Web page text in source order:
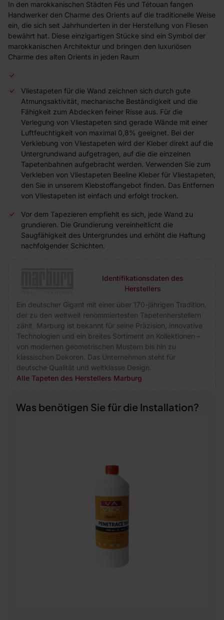
In den marokkanischen Städten Fés und Tétouan fangen
Handwerker den Charme des Orients auf die traditionelle Weise
ein, die sich seit Jahrhunderten in der Herstellung von Fliesen
bewährt hat. Diese einzigartigen Stücke sind ein Symbol der
marokkanischen Architektur und bringen den luxuriösen
Charme des alten Orients in jeden Raum
Vliestapeten für die Wand zeichnen sich durch gute
Atmungsaktivität, mechanische Beständigkeit und die
Fähigkeit zum Abdecken feiner Risse aus. Für die
Verlegung von Vliestapeten sind gerade Wände mit einer
Luftfeuchtigkeit von maximal 0,8% geeignet. Bei der
Verklebung von Vliestapeten wird der Kleber direkt auf die
Untergrundwand aufgetragen, auf die die einzelnen
Tapetenbahnen aufgebracht werden. Verwenden Sie zum
Verkleben von Vliestapeten Beeline Kleber für Vliestapeten,
den Sie in unserem Klebstoffangebot finden. Das Entfernen
von Vliestapeten ist einfach und erfolgt trocken.
Vor dem Tapezieren empfiehlt es sich, jede Wand zu
grundieren. Die Grundierung vereinheitlicht die
Saugfähigkeit des Untergrundes und erhöht die Haftung
nachfolgender Schichten.
Identifikationsdaten des
Herstellers
Ein deutscher Gigant mit einer über 170-jährigen Tradition,
der zu den weltweit renommiertesten Tapetenherstellern
zählt. Marburg ist bekannt für seine Präzision, innovative
Technologien und ein breites Sortiment an Kollektionen –
von modernen geometrischen Mustern bis hin zu
klassischen Dekoren. Das Unternehmen steht für
deutsche Qualität und weltklasse Design.
Alle Tapeten des Herstellers Marburg
Was benötigen Sie für die Installation?